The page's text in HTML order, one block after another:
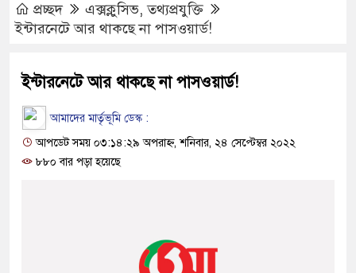
প্রচ্ছদ এক্সক্লুসিভ,তথ্যপ্রযুক্তি
ইন্টারনেটে আর থাকছে না পাসওয়ার্ড!
ইন্টারনেটে আর থাকছে না পাসওয়ার্ড!
আমাদের মার্তৃভূমি ডেস্ক :
আপডেট সময় ০৩:১৪:২৯ অপরাহ্ন, শনিবার, ২৪ সেপ্টেম্বর ২০২২
৮৮০ বার পড়া হয়েছে